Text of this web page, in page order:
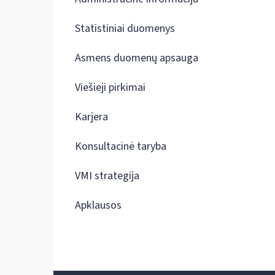
Statistiniai duomenys
Asmens duomenų apsauga
Viešieji pirkimai
Karjera
Konsultacinė taryba
VMI strategija
Apklausos